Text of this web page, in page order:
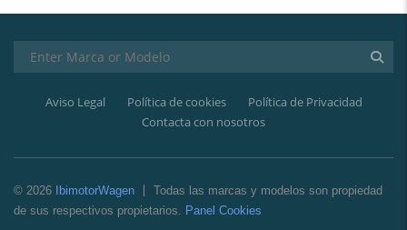
Aviso Legal Política de cookies
Política de Privacidad
Contacta con nosotros
© 2026 IbimotorWagen
Todas las marcas y modelos son propiedad
de sus respectivos propietarios. Panel Cookies